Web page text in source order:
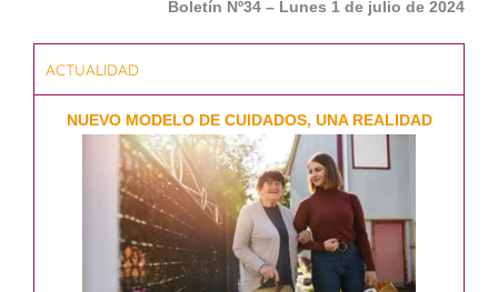
Boletín Nº34 – Lunes 1 de julio de 2024
ACTUALIDAD
NUEVO MODELO DE CUIDADOS, UNA REALIDAD